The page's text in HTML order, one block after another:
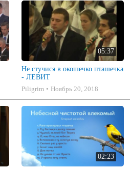
05:37
Не стучися в окошечко пташечка
- ЛЕВИТ
Piligrim
Ноябрь 20, 2018
02:23